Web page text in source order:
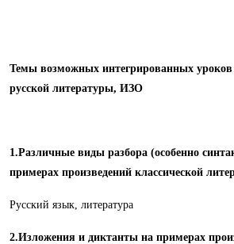
Темы возможных интегрированных уроков
русской литературы, ИЗО
1.Различные виды разбора (особенно
примерах произведений классической
Русский язык, литература
2.Изложения и диктанты на примерах